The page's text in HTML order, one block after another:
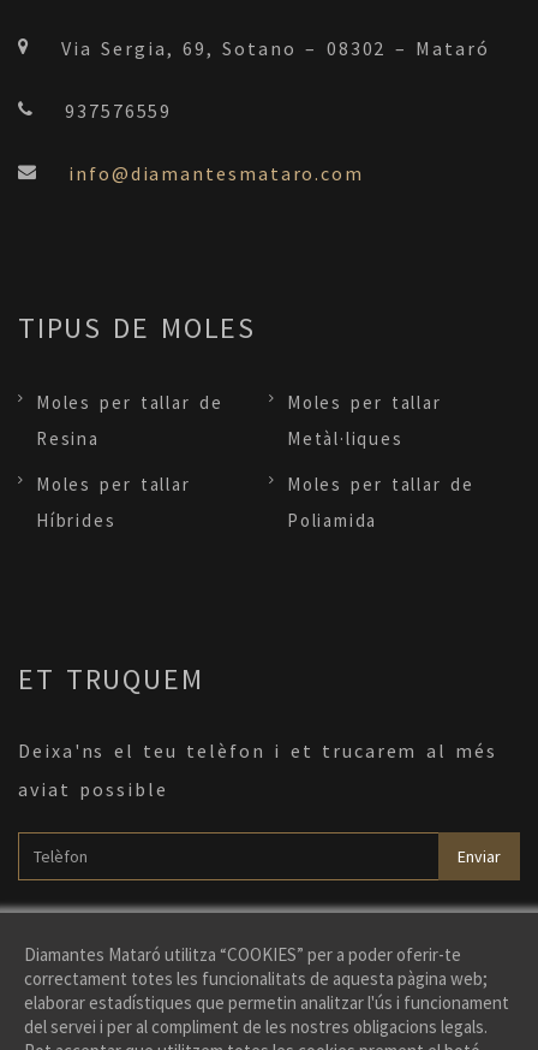
Via Sergia, 69, Sotano – 08302 – Mataró
937576559
info@diamantesmataro.com
TIPUS DE MOLES
Moles per tallar de
Resina
Moles per tallar
Metàl·liques
Moles per tallar
Híbrides
Moles per tallar de
Poliamida
ET TRUQUEM
Deixa'ns el teu telèfon i et trucarem al més
aviat possible
Enviar
Diamantes Mataró utilitza “COOKIES” per a poder oferir-te
correctament totes les funcionalitats de aquesta pàgina web;
elaborar estadístiques que permetin analitzar l'ús i funcionament
del servei i per al compliment de les nostres obligacions legals.